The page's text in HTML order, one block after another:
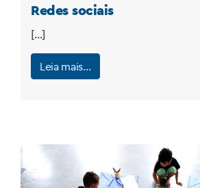
Redes sociais
[…]
Leia mais…